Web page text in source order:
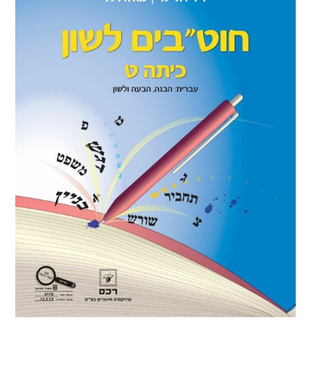
הצטרפות והתנדבות
הרשמה לעדכונים